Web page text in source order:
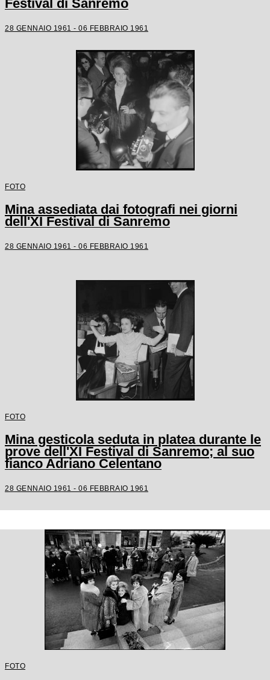
Festival di Sanremo
28 GENNAIO 1961 - 06 FEBBRAIO 1961
FOTO
Mina assediata dai fotografi nei giorni
dell'XI Festival di Sanremo
28 GENNAIO 1961 - 06 FEBBRAIO 1961
FOTO
Mina gesticola seduta in platea durante le
prove dell'XI Festival di Sanremo; al suo
fianco Adriano Celentano
28 GENNAIO 1961 - 06 FEBBRAIO 1961
FOTO